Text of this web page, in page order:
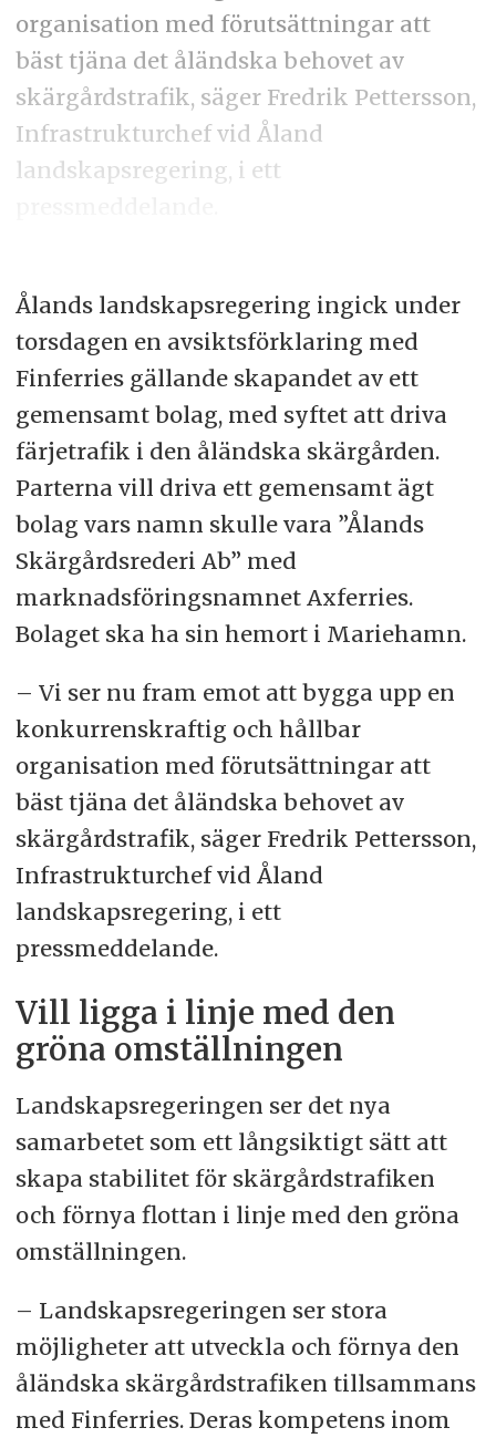
organisation med förutsättningar att
bäst tjäna det åländska behovet av
skärgårdstrafik, säger Fredrik Pettersson,
Infrastrukturchef vid Åland
landskapsregering, i ett
Ålands landskapsregering ingick under
torsdagen en avsiktsförklaring med
Finferries gällande skapandet av ett
gemensamt bolag, med syftet att driva
färjetrafik i den åländska skärgården.
Parterna vill driva ett gemensamt ägt
bolag vars namn skulle vara ”Ålands
Skärgårdsrederi Ab” med
marknadsföringsnamnet Axferries.
Bolaget ska ha sin hemort i Mariehamn.
– Vi ser nu fram emot att bygga upp en
konkurrenskraftig och hållbar
organisation med förutsättningar att
bäst tjäna det åländska behovet av
skärgårdstrafik, säger Fredrik Pettersson,
Infrastrukturchef vid Åland
landskapsregering, i ett
pressmeddelande.
Vill ligga i linje med den
gröna omställningen
Landskapsregeringen ser det nya
samarbetet som ett långsiktigt sätt att
skapa stabilitet för skärgårdstrafiken
och förnya flottan i linje med den gröna
omställningen.
– Landskapsregeringen ser stora
möjligheter att utveckla och förnya den
åländska skärgårdstrafiken tillsammans
med Finferries. Deras kompetens inom